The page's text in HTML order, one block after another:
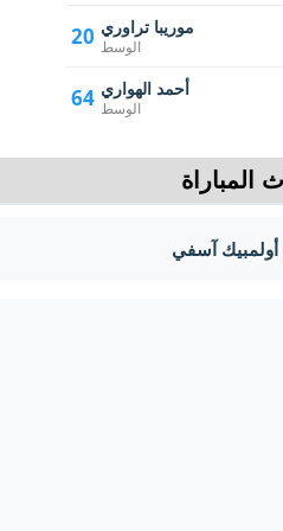
20 موريبا تراوري
الوسط
64 أحمد الهواري
الوسط
المباراة
أولمبيك آسفي